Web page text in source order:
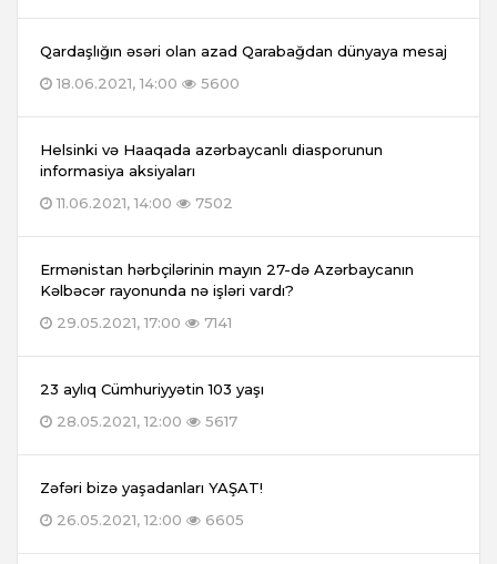
Qardaşlığın əsəri olan azad Qarabağdan dünyaya mesaj
18.06.2021, 14:00
5600
Helsinki və Haaqada azərbaycanlı diasporunun
informasiya aksiyaları
11.06.2021, 14:00
7502
Ermənistan hərbçilərinin mayın 27-də Azərbaycanın
Kəlbəcər rayonunda nə işləri vardı?
29.05.2021, 17:00
7141
23 aylıq Cümhuriyyətin 103 yaşı
28.05.2021, 12:00
5617
Zəfəri bizə yaşadanları YAŞAT!
26.05.2021, 12:00
6605